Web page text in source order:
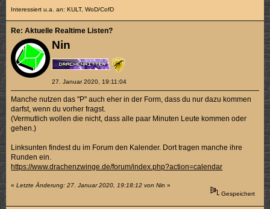
Interessiert u.a. an: KULT, WoD/CofD
Nin
27. Januar 2020, 19:11:04
Re: Aktuelle Realtime Listen?
Manche nutzen das "P" auch eher in der Form, dass du nur dazu kommen
darfst, wenn du vorher fragst.
(Vermutlich wollen die nicht, dass alle paar Minuten Leute kommen oder
gehen.)
Linksunten findest du im Forum den Kalender. Dort tragen manche ihre
Runden ein.
https://www.drachenzwinge.de/forum/index.php?action=calendar
«Letzte Änderung: 27. Januar 2020, 19:18:12 von Nin »
Gespeichert